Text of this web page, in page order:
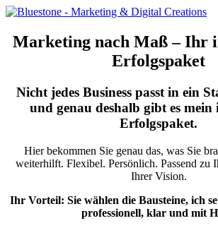
Marketing nach Maß – Ihr
Erfolgspaket
Nicht jedes Business passt in ein
und genau deshalb gibt es mein
Erfolgspaket.
Hier bekommen Sie genau das, was Sie
weiterhilft. Flexibel. Persönlich. Passend zu
Ihrer Vision.
Ihr Vorteil: Sie wählen die Bausteine, ich
professionell, klar und mit